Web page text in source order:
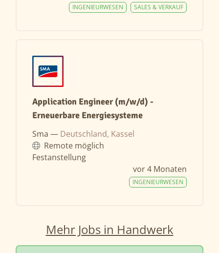
SALES & VERKAUF
INGENIEURWESEN
Application Engineer (m/w/d) -
Erneuerbare Energiesysteme
Sma — Deutschland, Kassel
Remote möglich
Festanstellung
vor 4 Monaten
INGENIEURWESEN
Mehr Jobs in Handwerk